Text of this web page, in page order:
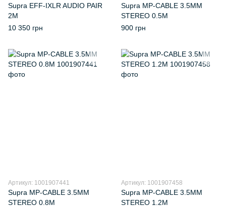
Supra EFF-IXLR AUDIO PAIR
2M
10 350 грн
Supra MP-CABLE 3.5MM
STEREO 0.5M
900 грн
Артикул: 1001907441
Supra MP-CABLE 3.5MM
STEREO 0.8M
Артикул: 1001907458
Supra MP-CABLE 3.5MM
STEREO 1.2M